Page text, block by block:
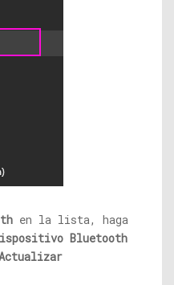
en la lista, haga
Bluetooth